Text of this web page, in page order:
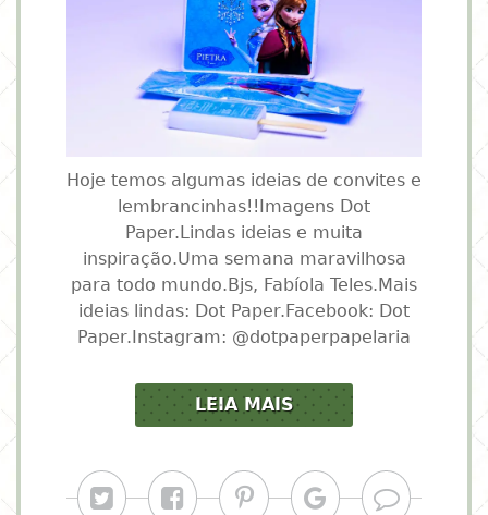
Hoje temos algumas ideias de convites e
lembrancinhas!!Imagens Dot
Paper.Lindas ideias e muita
inspiração.Uma semana maravilhosa
para todo mundo.Bjs, Fabíola Teles.Mais
ideias lindas: Dot Paper.Facebook: Dot
Paper.Instagram: @dotpaperpapelaria
LEIA MAIS